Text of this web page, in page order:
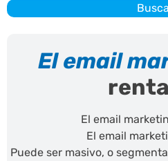
El email
El email
El email
Puede ser masivo, o